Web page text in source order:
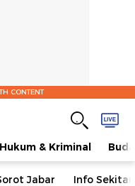
CONTENT
Hukum & Kriminal
Jabar Info